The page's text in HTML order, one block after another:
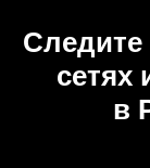
сетях
в